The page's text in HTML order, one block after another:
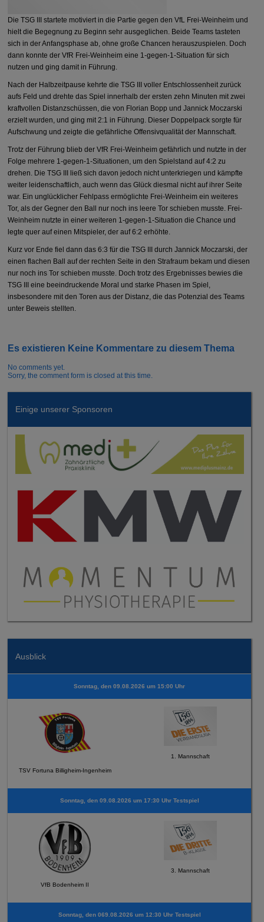
Die TSG III startete motiviert in die Partie gegen den VfL Frei-Weinheim und
hielt die Begegnung zu Beginn sehr ausgeglichen. Beide Teams tasteten
sich in der Anfangsphase ab, ohne große Chancen herauszuspielen. Doch
dann konnte der VfR Frei-Weinheim eine 1-gegen-1-Situation für sich
nutzen und ging damit in Führung.
Nach der Halbzeitpause kehrte die TSG III voller Entschlossenheit zurück
aufs Feld und drehte das Spiel innerhalb der ersten zehn Minuten mit zwei
kraftvollen Distanzschüssen, die von Florian Bopp und Jannick Moczarski
erzielt wurden, und ging mit 2:1 in Führung. Dieser Doppelpack sorgte für
Aufschwung und zeigte die gefährliche Offensivqualität der Mannschaft.
Trotz der Führung blieb der VfR Frei-Weinheim gefährlich und nutzte in der
Folge mehrere 1-gegen-1-Situationen, um den Spielstand auf 4:2 zu
drehen. Die TSG III ließ sich davon jedoch nicht unterkriegen und kämpfte
weiter leidenschaftlich, auch wenn das Glück diesmal nicht auf ihrer Seite
war. Ein unglücklicher Fehlpass ermöglichte Frei-Weinheim ein weiteres
Tor, als der Gegner den Ball nur noch ins leere Tor schieben musste. Frei-
Weinheim nutzte in einer weiteren 1-gegen-1-Situation die Chance und
legte quer auf einen Mitspieler, der auf 6:2 erhöhte.
Kurz vor Ende fiel dann das 6:3 für die TSG III durch Jannick Moczarski, der
einen flachen Ball auf der rechten Seite in den Strafraum bekam und diesen
nur noch ins Tor schieben musste. Doch trotz des Ergebnisses bewies die
TSG III eine beeindruckende Moral und starke Phasen im Spiel,
insbesondere mit den Toren aus der Distanz, die das Potenzial des Teams
unter Beweis stellten.
Es existieren Keine Kommentare zu diesem Thema
No comments yet.
Sorry, the comment form is closed at this time.
Einige unserer Sponsoren
Ausblick
Sonntag, den 09.08.2026 um 15:00 Uhr
TSV Fortuna Billigheim-Ingenheim
1. Mannschaft
Sonntag, den 09.08.2026 um 17:30 Uhr Testspiel
VfB Bodenheim II
3. Mannschaft
Sonntag, den 069.08.2026 um 12:30 Uhr Testspiel